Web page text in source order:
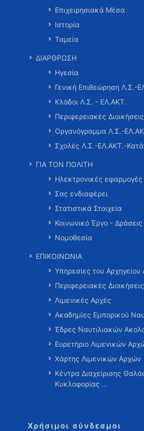
Επιχειρησιακά Μέσα
Ιστορία
Ταμεία
ΔΙΑΡΘΡΩΣΗ
Ηγεσία
Γενική Επιθεώρηση Λ.Σ.-
Κλάδοι Λ.Σ. - ΕΛ.ΑΚΤ.
Περιφερειακές
Οργανόγραμμα Λ.Σ.-
Σχολές Λ.Σ.-ΕΛ.ΑΚΤ.-
ΓΙΑ ΤΟΝ ΠΟΛΙΤΗ
Ηλεκτρονικές εφαρμογές
Σας ενδιαφέρει
Στατιστικά Στοιχεία
Κοινωνικό Έργο - Δράσεις
Νομοθεσία
ΕΠΙΚΟΙΝΩΝΙΑ
Υπηρεσίες του
Περιφερειακές
Λιμενικές Αρχές
Ακαδημίες Εμπορικού
Έδρες Ναυτιλιακών
Ευρετήριο Λιμενικών
Χάρτης Λιμενικών Αρχών
Κέντρα Διαχείρισης
Κυκλοφορίας …
Χρήσιμοι σύνδεσμοι